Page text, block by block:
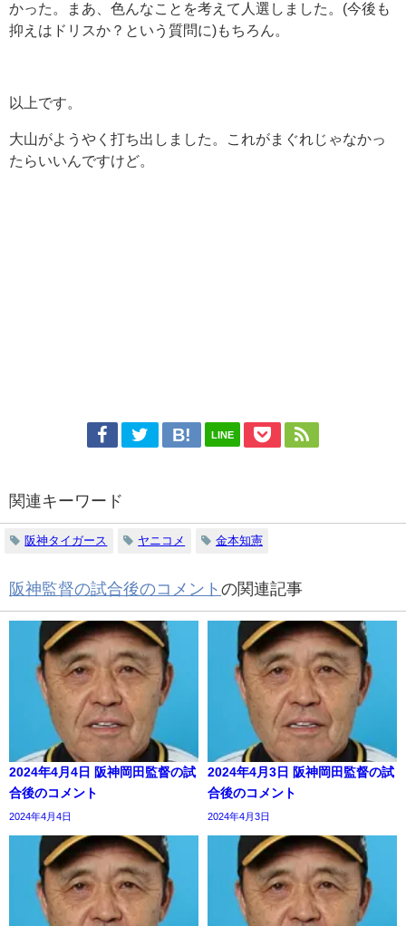
かった。まあ、色んなことを考えて人選しました。(今後も
抑えはドリスか？という質問に)もちろん。
以上です。
大山がようやく打ち出しました。これがまぐれじゃなかっ
たらいいんですけど。
LINE
関連キーワード
阪神タイガース ヤニコメ 金本知憲
阪神監督の試合後のコメント の関連記事
2024年4月4日 阪神岡田監督の試
合後のコメント
2024年4月4日
2024年4月3日 阪神岡田監督の試
合後のコメント
2024年4月3日